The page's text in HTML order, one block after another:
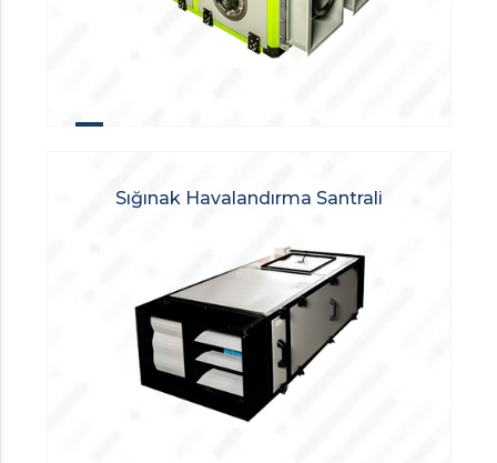
Sığınak Havalandırma Santrali